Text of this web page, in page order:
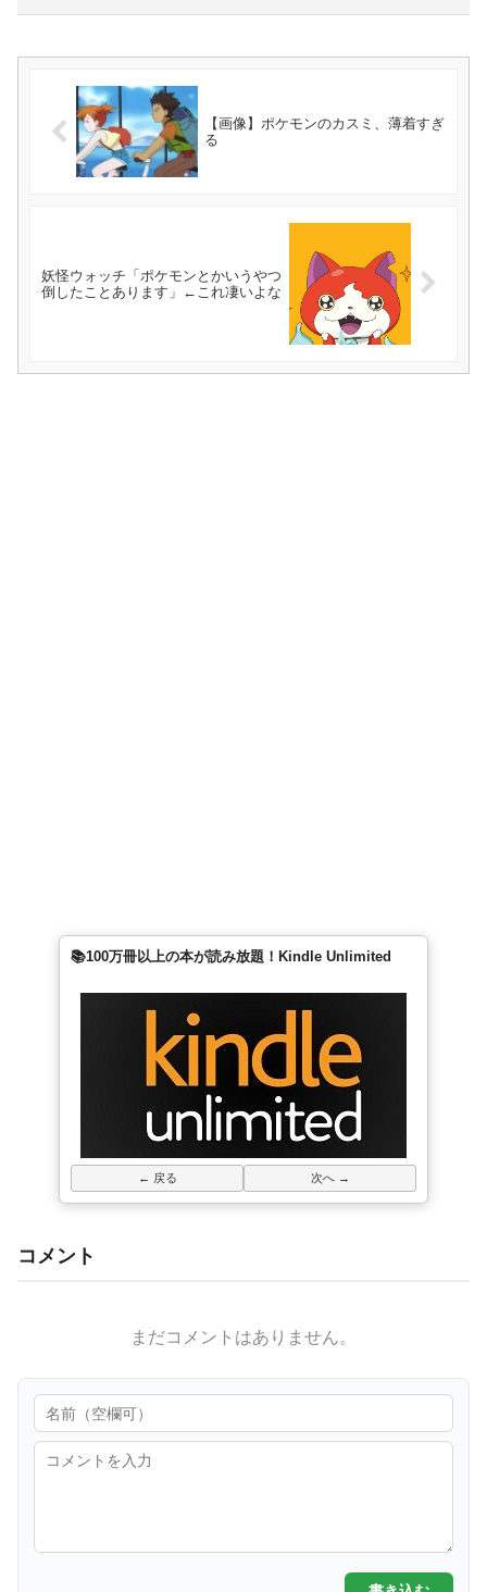
【画像】ポケモンのカスミ、薄着すぎ
る
妖怪ウォッチ「ポケモンとかいうやつ
倒したことあります」←これ凄いよな
📚100万冊以上の本が読み放題！Kindle Unlimited
← 戻る 次へ →
コメント
まだコメントはありません。